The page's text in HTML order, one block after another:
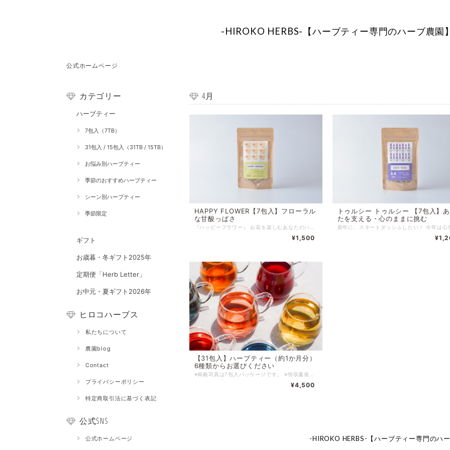
-HIROKO HERBS-【ハーブティー専門のハーブ農園】
公式ホームページ
カテゴリー
ハーブティー
7包入（7TB）
31包入 / 15包入（31TB / 15TB）
お悩み別ハーブティー
季節のおすすめハーブティー
シーン別ハーブティー
季節限定
ギフト
お歳暮・冬ギフト2025年
定期便「Herb Letter」
お中元・夏ギフト2026年
ヒロコハーブス
私たちについて
農園blog
Contact
プライバシーポリシー
特定商取引法に基づく表記
公式SNS
公式ホームページ
4月
HAPPY FLOWER【7包入】フローラル
な甘酸っぱさ
¥1,500
トゥルシー トゥルシー 【7包入】
たを支える・心のままに挑む
【31包入】ハーブティー（約1か月分）
6種類からお選びください
¥4,500
-HIROKO HERBS-【ハーブティー専門のハー